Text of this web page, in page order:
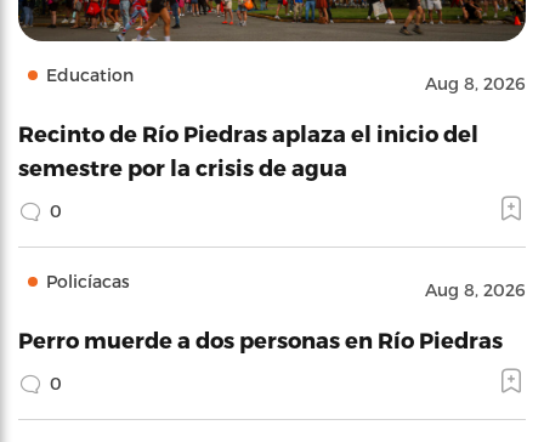
Education Aug 8, 2026
Recinto de Río Piedras aplaza el inicio del
semestre por la crisis de agua
0
Policíacas Aug 8, 2026
Perro muerde a dos personas en Río Piedras
0